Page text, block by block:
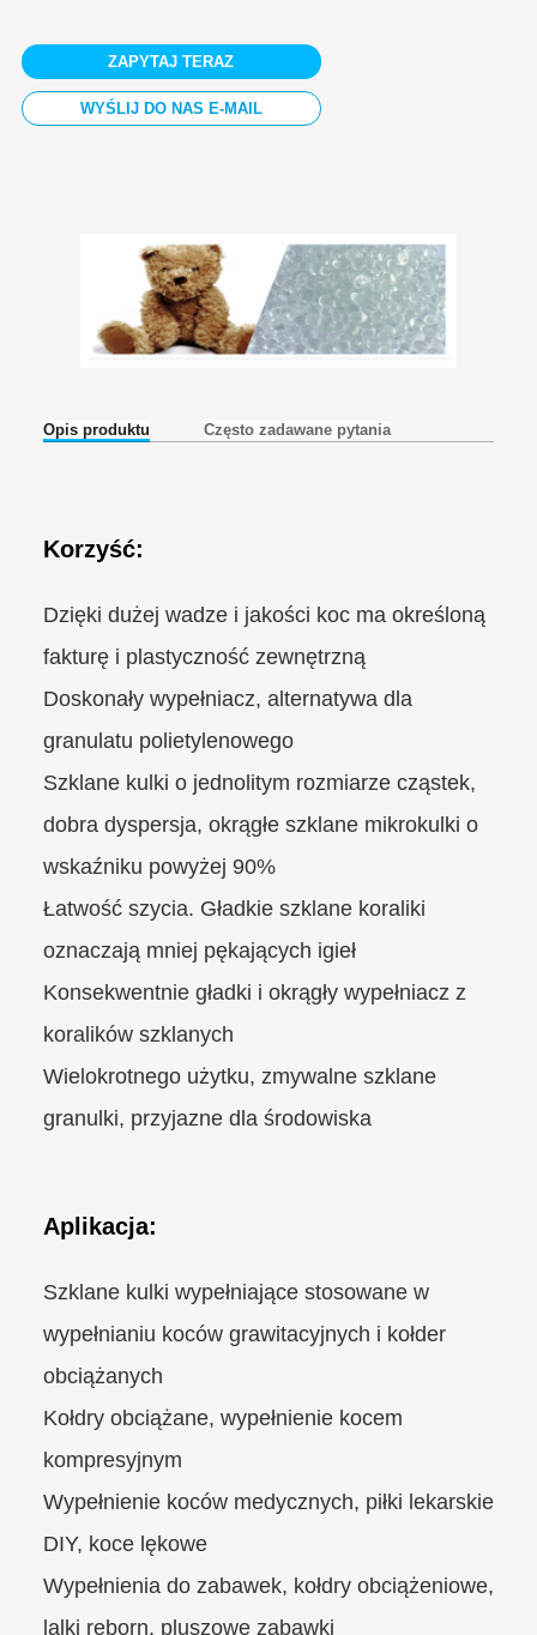
ZAPYTAJ TERAZ
WYŚLIJ DO NAS E-MAIL
Opis produktu Często zadawane pytania
Korzyść:
Dzięki dużej wadze i jakości koc ma określoną
fakturę i plastyczność zewnętrzną
Doskonały wypełniacz, alternatywa dla
granulatu polietylenowego
Szklane kulki o jednolitym rozmiarze cząstek,
dobra dyspersja, okrągłe szklane mikrokulki o
wskaźniku powyżej 90%
Łatwość szycia. Gładkie szklane koraliki
oznaczają mniej pękających igieł
Konsekwentnie gładki i okrągły wypełniacz z
koralików szklanych
Wielokrotnego użytku, zmywalne szklane
granulki, przyjazne dla środowiska
Aplikacja:
Szklane kulki wypełniające stosowane w
wypełnianiu koców grawitacyjnych i kołder
obciążanych
Kołdry obciążane, wypełnienie kocem
kompresyjnym
Wypełnienie koców medycznych, piłki lekarskie
DIY, koce lękowe
Wypełnienia do zabawek, kołdry obciążeniowe,
lalki reborn, pluszowe zabawki